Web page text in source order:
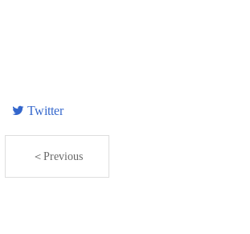
Twitter
＜Previous